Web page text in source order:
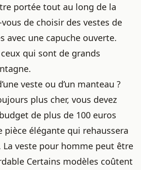
portée tout au long de la
de choisir des vestes de
avec une capuche ouverte.
ceux qui sont de grands
veste ou d’un manteau ?
plus cher, vous devez
de plus de 100 euros
pièce élégante qui rehaussera
La veste pour homme peut être
Certains modèles coûtent